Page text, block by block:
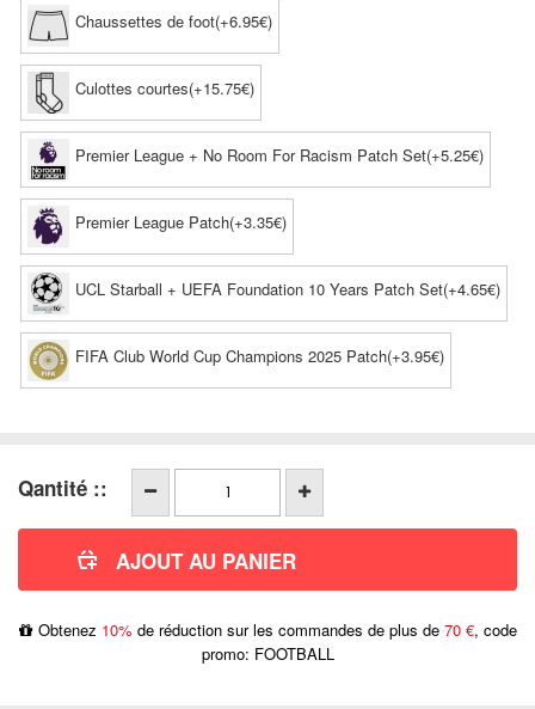
Chaussettes de foot(+6.95€)
Culottes courtes(+15.75€)
Premier League + No Room For Racism Patch Set(+5.25€)
Premier League Patch(+3.35€)
UCL Starball + UEFA Foundation 10 Years Patch Set(+4.65€)
FIFA Club World Cup Champions 2025 Patch(+3.95€)
Qantité ::
Obtenez 10% de réduction sur les commandes de plus de 70 €, code
promo: FOOTBALL